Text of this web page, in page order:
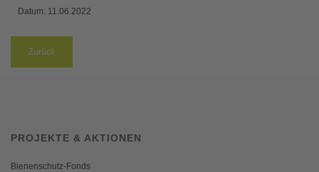
Datum: 11.06.2022
Zurück
PROJEKTE & AKTIONEN
Bienenschutz-Fonds